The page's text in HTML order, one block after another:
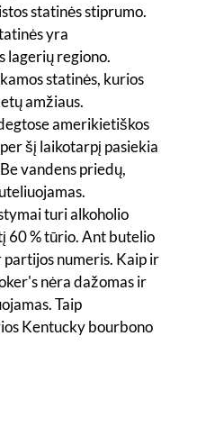
statinės stiprumo.
yra
lagerių regiono.
statinės, kurios
amžiaus.
amerikietiškos
šį laikotarpį pasiekia
vandens priedų,
turi alkoholio
60 % tūrio. Ant butelio
numeris. Kaip ir
nėra dažomas ir
Taip
Kentucky bourbono